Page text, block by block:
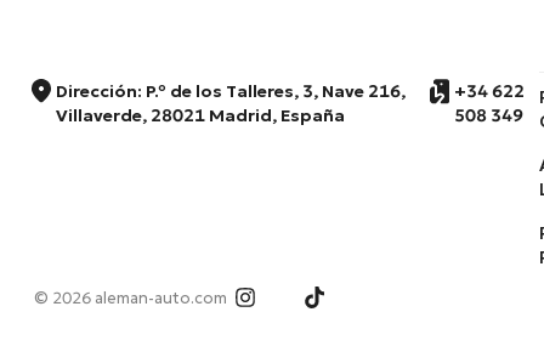
Dirección: P.º de los Talleres, 3, Nave 216,
Villaverde, 28021 Madrid, España
+34 622
508 349
© 2026 aleman-auto.com